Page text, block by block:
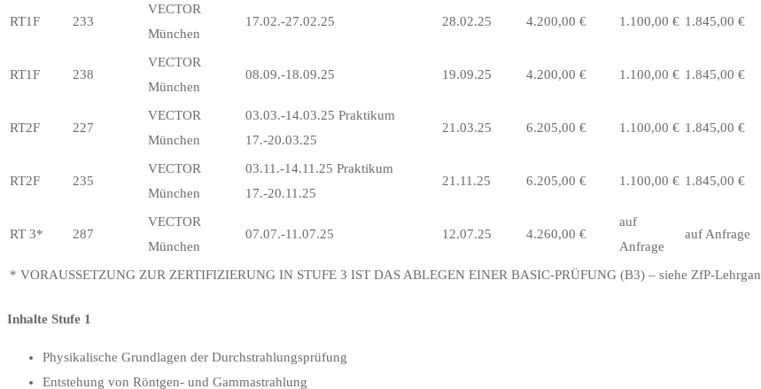
RT1F 233
VECTOR
München
17.02.-27.02.25 28.02.25 4.200,00 € 1.100,00 € 1.845,00 €
RT1F 238
VECTOR
München
08.09.-18.09.25 19.09.25 4.200,00 € 1.100,00 € 1.845,00 €
RT2F 227
VECTOR
München
03.03.-14.03.25 Praktikum
17.-20.03.25
21.03.25 6.205,00 € 1.100,00 € 1.845,00 €
RT2F 235
VECTOR
München
03.11.-14.11.25 Praktikum
17.-20.11.25
21.11.25 6.205,00 € 1.100,00 € 1.845,00 €
RT 3* 287
VECTOR
München
07.07.-11.07.25 12.07.25 4.260,00 €
auf
Anfrage
auf Anfrage
* VORAUSSETZUNG ZUR ZERTIFIZIERUNG IN STUFE 3 IST DAS ABLEGEN EINER BASIC-PRÜFUNG (B3) – siehe ZfP-
Inhalte Stufe 1
Physikalische Grundlagen der Durchstrahlungsprüfung
Entstehung von Röntgen- und Gammastrahlung